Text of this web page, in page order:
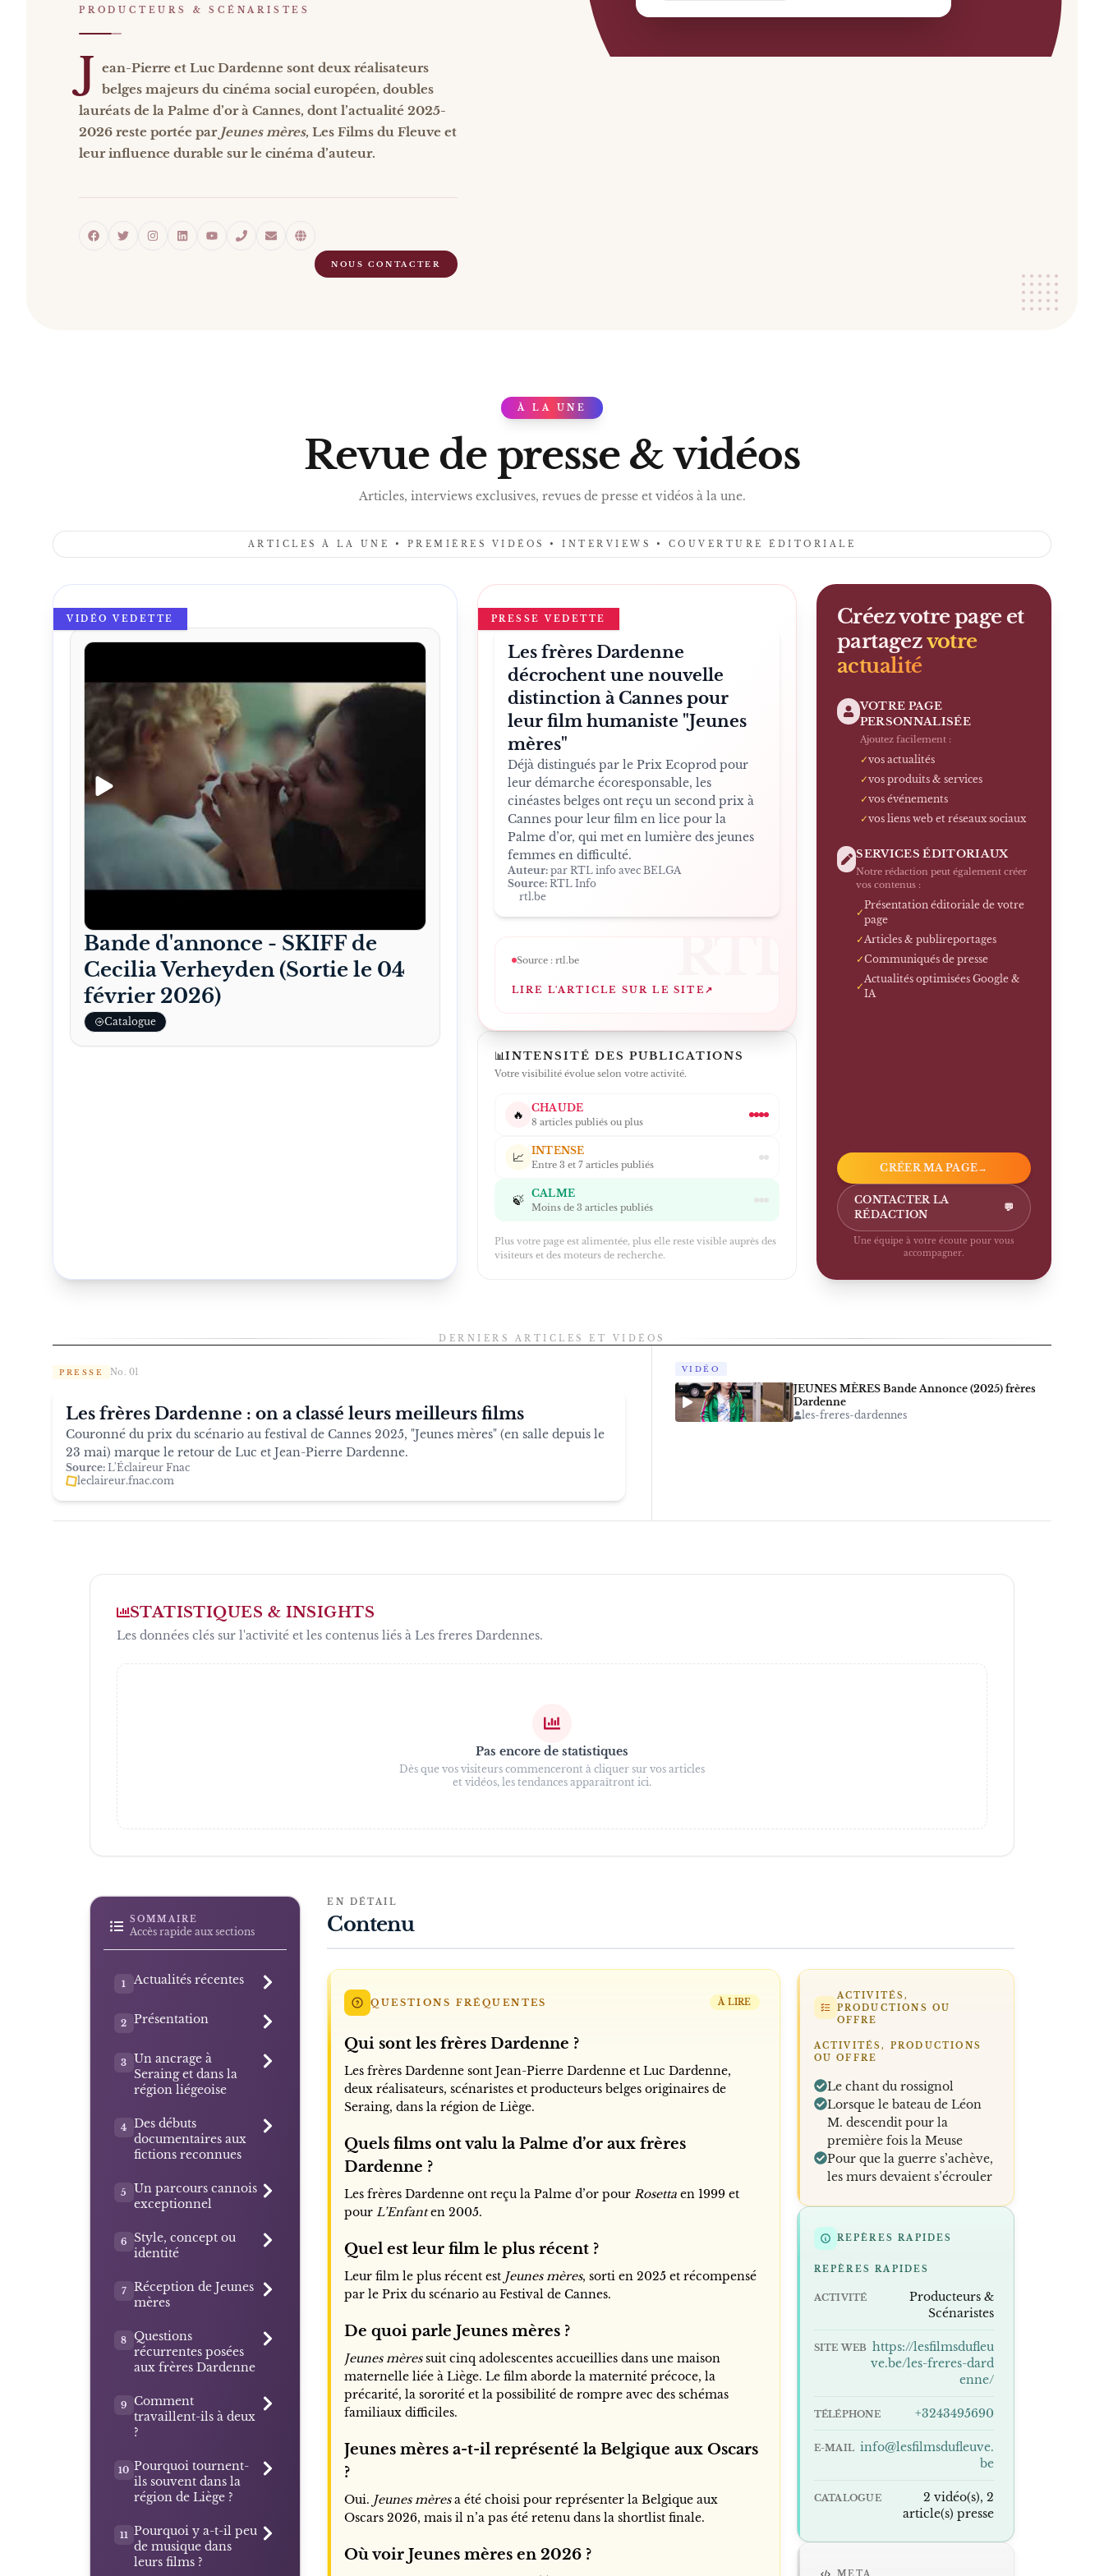
PRODUCTEURS & SCÉNARISTES
J ean-Pierre et Luc Dardenne sont deux réalisateurs
belges majeurs du cinéma social européen, doubles
lauréats de la Palme d’or à Cannes, dont l’actualité 2025-
2026 reste portée par Jeunes mères, Les Films du Fleuve et
leur influence durable sur le cinéma d’auteur.
NOUS CONTACTER
PRESS
À LA UNE
Revue de presse & vidéos
Articles, interviews exclusives, revues de presse et vidéos à la une.
ARTICLES À LA UNE • PREMIÈRES VIDÉOS • INTERVIEWS • COUVERTURE ÉDITORIALE
VIDÉO VEDETTE
Bande d'annonce - SKIFF de
Cecilia Verheyden (Sortie le 04
février 2026)
Catalogue
PRESSE VEDETTE
Les frères Dardenne
décrochent une nouvelle
distinction à Cannes pour
leur film humaniste "Jeunes
mères"
Déjà distingués par le Prix Ecoprod pour
leur démarche écoresponsable, les
cinéastes belges ont reçu un second prix à
Cannes pour leur film en lice pour la
Palme d’or, qui met en lumière des jeunes
femmes en difficulté.
Auteur: par RTL info avec BELGA
Source: RTL Info
rtl.be
Source : rtl.be
LIRE L'ARTICLE SUR LE SITE ↗
📊INTENSITÉ DES PUBLICATIONS
Votre visibilité évolue selon votre activité.
🔥 CHAUDE
8 articles publiés ou plus
📈 INTENSE
Entre 3 et 7 articles publiés
🍃 CALME
Moins de 3 articles publiés
Plus votre page est alimentée, plus elle reste visible auprès des
visiteurs et des moteurs de recherche.
Créez votre page et
partagezvotre
actualité
VOTRE PAGE
PERSONNALISÉE
Ajoutez facilement :
✓vos actualités
✓vos produits & services
✓vos événements
✓vos liens web et réseaux sociaux
SERVICES ÉDITORIAUX
Notre rédaction peut également créer
vos contenus :
✓
Présentation éditoriale de votre
page
✓ Articles & publireportages
✓Communiqués de presse
✓
Actualités optimisées Google &
IA
CRÉER MA PAGE→
CONTACTER LA
RÉDACTION
💬
Une équipe à votre écoute pour vous
accompagner.
DERNIERS ARTICLES ET VIDÉOS
PRESSE No. 01
Les frères Dardenne : on a classé leurs meilleurs films
Couronné du prix du scénario au festival de Cannes 2025, "Jeunes mères" (en salle depuis le
23 mai) marque le retour de Luc et Jean-Pierre Dardenne.
Source: L'Éclaireur Fnac
leclaireur.fnac.com
VIDÉO
JEUNES MÈRES Bande Annonce (2025) frères
Dardenne
les-freres-dardennes
STATISTIQUES & INSIGHTS
Les données clés sur l'activité et les contenus liés à Les freres Dardennes.
Pas encore de statistiques
Dès que vos visiteurs commenceront à cliquer sur vos articles
et vidéos, les tendances apparaîtront ici.
SOMMAIRE
Accès rapide aux sections
1 Actualités récentes
2 Présentation
3
Un ancrage à
Seraing et dans la
région liégeoise
4
Des débuts
documentaires aux
fictions reconnues
5
Un parcours cannois
exceptionnel
6
Style, concept ou
identité
7
Réception de Jeunes
mères
8
Questions
récurrentes posées
aux frères Dardenne
9
Comment
travaillent-ils à deux
?
10 Pourquoi tournent-
ils souvent dans la
région de Liège ?
11 Pourquoi y a-t-il peu
de musique dans
leurs films ?
EN DÉTAIL
Contenu
QUESTIONS FRÉQUENTES À LIRE
Qui sont les frères Dardenne ?
Les frères Dardenne sont Jean-Pierre Dardenne et Luc Dardenne,
deux réalisateurs, scénaristes et producteurs belges originaires de
Seraing, dans la région de Liège.
Quels films ont valu la Palme d’or aux frères
Dardenne ?
Les frères Dardenne ont reçu la Palme d’or pour Rosetta en 1999 et
pour L’Enfanten 2005.
Quel est leur film le plus récent ?
Leur film le plus récent est Jeunes mères, sorti en 2025 et récompensé
par le Prix du scénario au Festival de Cannes.
De quoi parle Jeunes mères ?
Jeunes mèressuit cinq adolescentes accueillies dans une maison
maternelle liée à Liège. Le film aborde la maternité précoce, la
précarité, la sororité et la possibilité de rompre avec des schémas
familiaux difficiles.
Jeunes mères a-t-il représenté la Belgique aux Oscars
?
Oui. Jeunes mèresa été choisi pour représenter la Belgique aux
Oscars 2026, mais il n’a pas été retenu dans la shortlist finale.
Où voir Jeunes mères en 2026 ?
ACTIVITÉS,
PRODUCTIONS OU
OFFRE
ACTIVITÉS, PRODUCTIONS
OU OFFRE
Le chant du rossignol
Lorsque le bateau de Léon
M. descendit pour la
première fois la Meuse
Pour que la guerre s’achève,
les murs devaient s’écrouler
REPÈRES RAPIDES
REPÈRES RAPIDES
ACTIVITÉ
Producteurs &
Scénaristes
SITE WEB https://lesfilmsdufleu
ve.be/les-freres-dard
enne/
TÉLÉPHONE +3243495690
E-MAIL info@lesfilmsdufleuve.
be
CATALOGUE
2 vidéo(s), 2
article(s) presse